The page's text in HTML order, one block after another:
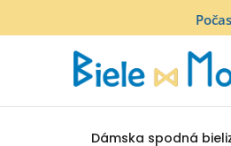
Dámska spodná